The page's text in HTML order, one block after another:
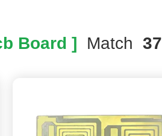
Board ] Match 37